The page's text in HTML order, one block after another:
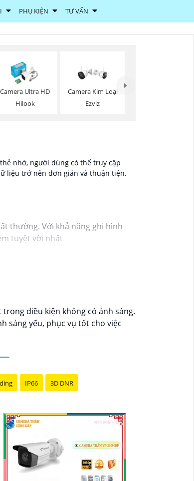
PHỤ KIỆN TƯ VẤN
Camera Ultra HD
Hilook
Camera Kim Loại
Ezviz
nhớ, người dùng có thể truy cập
liệu trở nên đơn giản và thuận tiện.
thường. Với khả năng ghi hình
tuyệt vời nhất
điều kiện không có ánh sáng.
sáng yếu, phục vụ tốt cho việc
IP66 3D DNR